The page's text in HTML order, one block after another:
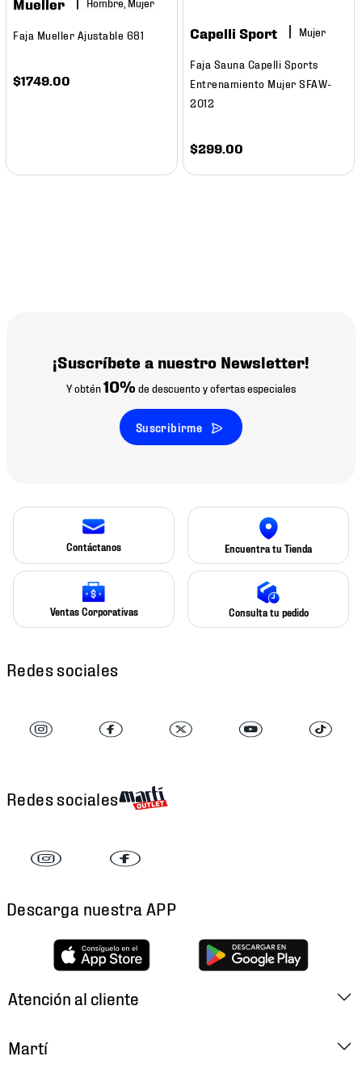
Faja Mueller Ajustable 681
$1749.00
Capelli Sport Mujer
Faja Sauna Capelli Sports
Entrenamiento Mujer SFAW-
2012
$299.00
¡Suscríbete a nuestro Newsletter!
Y obtén10% de descuento y ofertas especiales
Suscribirme
Contáctanos Encuentra tu Tienda
Ventas Corporativas Consulta tu pedido
Redes sociales
Redes sociales
Descarga nuestra APP
Atención al cliente
Martí
7.
mochilas
8.
chivas